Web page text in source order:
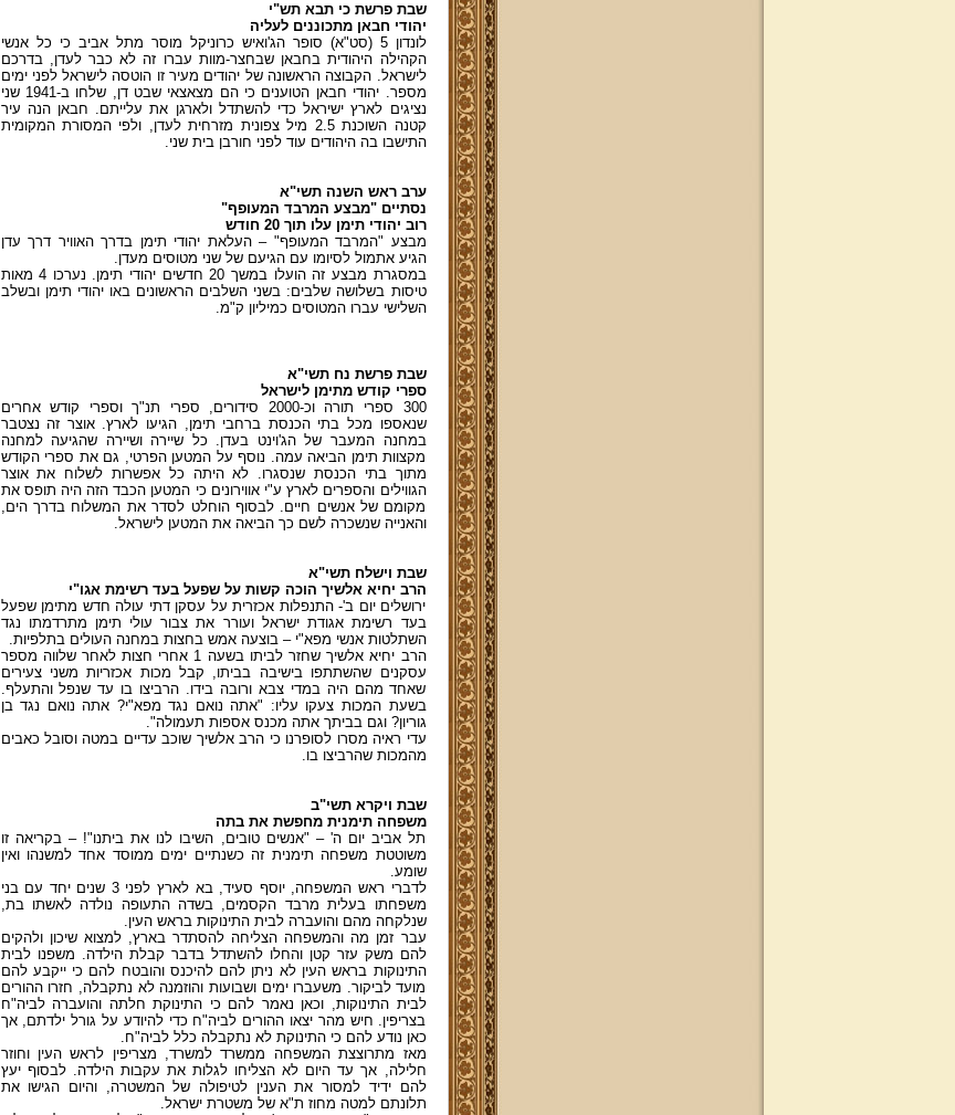
שבת פרשת כי תבא תש"י
יהודי חבאן מתכוננים לעליה
לונדון 5 (סט"א) סופר הג'ואיש כרוניקל מוסר מתל אביב כי כל אנשי
הקהילה היהודית בחבאן שבחצר-מוות עברו זה לא כבר לעדן, בדרכם
לישראל. הקבוצה הראשונה של יהודים מעיר זו הוטסה לישראל לפני ימים
מספר. יהודי חבאן הטוענים כי הם מצאצאי שבט דן, שלחו ב-1941 שני
נציגים לארץ ישיראל כדי להשתדל ולארגן את עלייתם. חבאן הנה עיר
קטנה השוכנת 2.5 מיל צפונית מזרחית לעדן, ולפי המסורת המקומית
התישבו בה היהודים עוד לפני חורבן בית שני.
ערב ראש השנה תשי"א
נסתיים "מבצע המרבד המעופף"
רוב יהודי תימן עלו תוך 20 חודש
מבצע "המרבד המעופף" – העלאת יהודי תימן בדרך האוויר דרך עדן
הגיע אתמול לסיומו עם הגיעם של שני מטוסים מעדן.
במסגרת מבצע זה הועלו במשך 20 חדשים יהודי תימן. נערכו 4 מאות
טיסות בשלושה שלבים: בשני השלבים הראשונים באו יהודי תימן ובשלב
השלישי עברו המטוסים כמיליון ק"מ.
שבת פרשת נח תשי"א
ספרי קודש מתימן לישראל
300 ספרי תורה וכ-2000 סידורים, ספרי תנ"ך וספרי קודש אחרים
שנאספו מכל בתי הכנסת ברחבי תימן, הגיעו לארץ. אוצר זה נצטבר
במחנה המעבר של הג'וינט בעדן. כל שיירה ושיירה שהגיעה למחנה
מקצוות תימן הביאה עמה. נוסף על המטען הפרטי, גם את ספרי הקודש
מתוך בתי הכנסת שנסגרו. לא היתה כל אפשרות לשלוח את אוצר
הגווילים והספרים לארץ ע"י אווירונים כי המטען הכבד הזה היה תופס את
מקומם של אנשים חיים. לבסוף הוחלט לסדר את המשלוח בדרך הים,
והאנייה שנשכרה לשם כך הביאה את המטען לישראל.
שבת וישלח תשי"א
הרב יחיא אלשיך הוכה קשות על שפעל בעד רשימת אגו"י
ירושלים יום ב'- התנפלות אכזרית על עסקן דתי עולה חדש מתימן שפעל
בעד רשימת אגודת ישראל ועורר את צבור עולי תימן מתרדמתו נגד
השתלטות אנשי מפא"י – בוצעה אמש בחצות במחנה העולים בתלפיות.
הרב יחיא אלשיך שחזר לביתו בשעה 1 אחרי חצות לאחר שלווה מספר
עסקנים שהשתתפו בישיבה בביתו, קבל מכות אכזריות משני צעירים
שאחד מהם היה במדי צבא ורובה בידו. הרביצו בו עד שנפל והתעלף.
בשעת המכות צעקו עליו: "אתה נואם נגד מפא"י? אתה נואם נגד בן
גוריון? וגם בביתך אתה מכנס אספות תעמולה".
עדי ראיה מסרו לסופרנו כי הרב אלשיך שוכב עדיים במטה וסובל כאבים
מהמכות שהרביצו בו.
שבת ויקרא תשי"ב
משפחה תימנית מחפשת את בתה
תל אביב יום ה' – "אנשים טובים, השיבו לנו את ביתנו"! – בקריאה זו
משוטטת משפחה תימנית זה כשנתיים ימים ממוסד אחד למשנהו ואין
שומע.
לדברי ראש המשפחה, יוסף סעיד, בא לארץ לפני 3 שנים יחד עם בני
משפחתו בעלית מרבד הקסמים, בשדה התעופה נולדה לאשתו בת,
שנלקחה מהם והועברה לבית התינוקות בראש העין.
עבר זמן מה והמשפחה הצליחה להסתדר בארץ, למצוא שיכון ולהקים
להם משק עזר קטן והחלו להשתדל בדבר קבלת הילדה. משפנו לבית
התינוקות בראש העין לא ניתן להם להיכנס והובטח להם כי ייקבע להם
מועד לביקור. משעברו ימים ושבועות והוזמנה לא נתקבלה, חזרו ההורים
לבית התינוקות, וכאן נאמר להם כי התינוקת חלתה והועברה לביה"ח
בצריפין. חיש מהר יצאו ההורים לביה"ח כדי להיודע על גורל ילדתם, אך
כאן נודע להם כי התינוקת לא נתקבלה כלל לביה"ח.
מאז מתרוצצת המשפחה ממשרד למשרד, מצריפין לראש העין וחוזר
חלילה, אך עד היום לא הצליחו לגלות את עקבות הילדה. לבסוף יעץ
להם ידיד למסור את הענין לטיפולה של המשטרה, והיום הגישו את
תלונתם למטה מחוז ת"א של משטרת ישראל.